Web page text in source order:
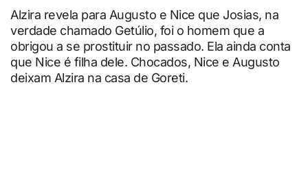
Alzira revela para Augusto e Nice que Josias, na
verdade chamado Getúlio, foi o homem que a
obrigou a se prostituir no passado. Ela ainda conta
que Nice é filha dele. Chocados, Nice e Augusto
deixam Alzira na casa de Goreti.